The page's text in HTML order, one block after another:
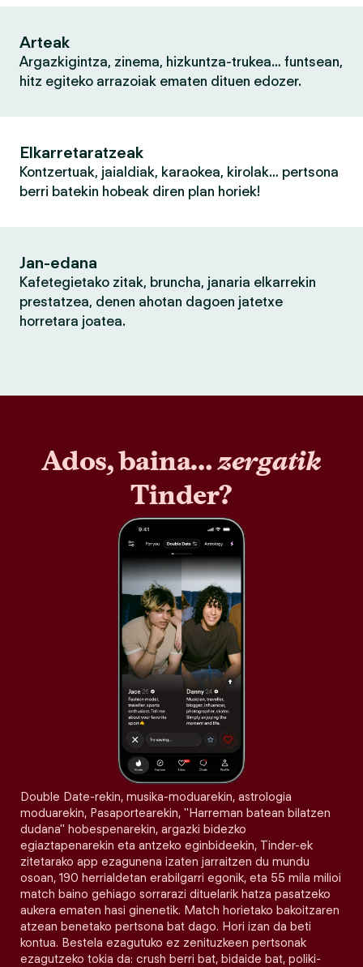
Arteak
Argazkigintza, zinema, hizkuntza-trukea… funtsean,
hitz egiteko arrazoiak ematen dituen edozer.
Elkarretaratzeak
Kontzertuak, jaialdiak, karaokea, kirolak… pertsona
berri batekin hobeak diren plan horiek!
Jan-edana
Kafetegietako zitak, bruncha, janaria elkarrekin
prestatzea, denen ahotan dagoen jatetxe
horretara joatea.
Ados, baina…zergatik
Tinder?
Double Date-rekin, musika-moduarekin, astrologia
moduarekin, Pasaportearekin, "Harreman batean bilatzen
dudana" hobespenarekin, argazki bidezko
egiaztapenarekin eta antzeko eginbideekin, Tinder-ek
zitetarako app ezagunena izaten jarraitzen du mundu
osoan, 190 herrialdetan erabilgarri egonik, eta 55 mila milioi
match baino gehiago sorrarazi dituelarik hatza pasatzeko
aukera ematen hasi ginenetik. Match horietako bakoitzaren
atzean benetako pertsona bat dago. Hori izan da beti
kontua. Bestela ezagutuko ez zenituzkeen pertsonak
ezagutzeko tokia da: crush berri bat, bidaide bat, poliki-